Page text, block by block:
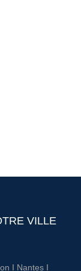
VILLE
I NantesI